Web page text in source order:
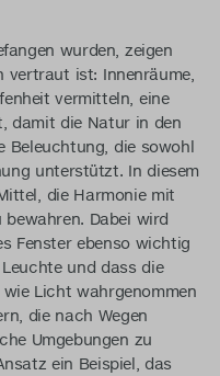
wurden, zeigen
vertraut ist: Innenräume,
vermitteln, eine
damit die Natur in den
Beleuchtung, die sowohl
unterstützt. In diesem
die Harmonie mit
Dabei wird
Fenster ebenso wichtig
und dass die
Licht wahrgenommen
die nach Wegen
Umgebungen zu
ein Beispiel, das